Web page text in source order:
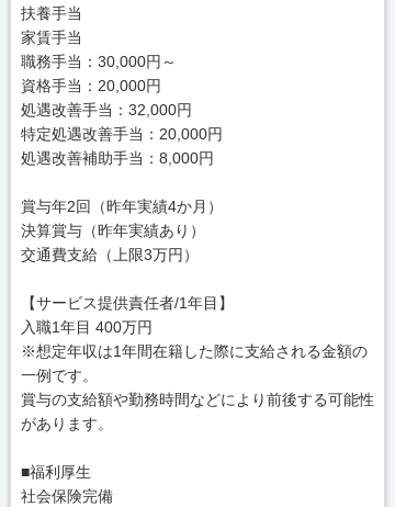
扶養手当
家賃手当
職務手当：30,000円～
資格手当：20,000円
処遇改善手当：32,000円
特定処遇改善手当：20,000円
処遇改善補助手当：8,000円
賞与年2回（昨年実績4か月）
決算賞与（昨年実績あり）
交通費支給（上限3万円）
【サービス提供責任者/1年目】
入職1年目 400万円
※想定年収は1年間在籍した際に支給される金額の
一例です。
賞与の支給額や勤務時間などにより前後する可能性
があります。
■福利厚生
社会保険完備